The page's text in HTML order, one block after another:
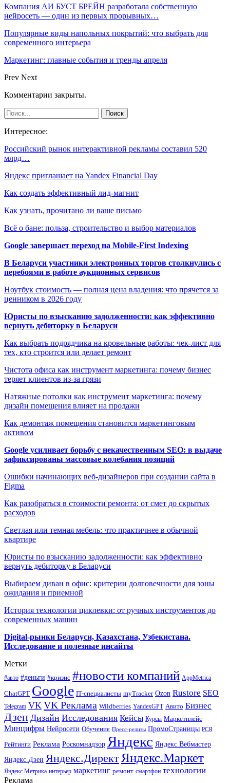
Компания АИ БУСТ БРЕЙН разработала собственную
нейросеть — один из первых прорывных…
Популярные виды напольных покрытий: что выбрать для
современного интерьера
Маркетинг: главные события и тренды апреля
Prev Next
Комментарии закрыты.
Интересное:
Российский рынок интерактивной рекламы составил 520
млрд…
Яндекс приглашает на Yandex Financial Day
Как создать эффективный лид-магнит
Как узнать, прочитано ли ваше письмо
Всё о бане: польза, строительство и выбор материалов
Google завершает переход на Mobile-First Indexing
В Беларуси участники электронных торгов столкнулись с
перебоями в работе аукционных сервисов
Ноутбук стоимость — полная цена владения: что прячется за
ценником в 2026 году
Юристы по взысканию задолженности: как эффективно
вернуть дебиторку в Беларуси
Как выбрать подрядчика на кровельные работы: чек-лист для
тех, кто строится или делает ремонт
Чистота офиса как инструмент маркетинга: почему бизнес
теряет клиентов из-за грязи
Натяжные потолки как инструмент маркетинга: почему
дизайн помещения влияет на продажи
Как демонтаж помещения становится маркетинговым
активом
Google усиливает борьбу с некачественным SEO: в выдаче
зафиксированы массовые колебания позиций
Ошибки начинающих веб-дизайнеров при создании сайта в
Figma
Как разобраться в стоимости ремонта: от смет до скрытых
расходов
Светлая или темная мебель: что практичнее в обычной
квартире
Юристы по взысканию задолженности: как эффективно
вернуть дебиторку в Беларуси
Выбираем диван в офис: критерии долговечности для зоны
ожидания и приемной
История технологии циклевки: от ручных инструментов до
современных машин
Digital-рынки Беларуси, Казахстана, Узбекистана.
Исследование и полезные инсайты
Метки
#авто #деньги #кризис #новости компаний AppMetrica
ChatGPT Google IT-специалисты myTracker Ozon Rustore SEO
Telegram VK VK Реклама Wildberries YandexGPT Авито Бизнес
Дзен Дизайн Исследования Кейсы Курсы Маркетплейс
Минцифры Нейросети Обучение Пресс-релизы ПромоСтраницы РСЯ
Рейтинги Реклама Роскомнадзор Яндекс Яндекс.Вебмастер
Яндекс.Дзен Яндекс.ДиректЯндекс.Маркет
Яндекс.Метрика интерьер маркетинг ремонт смартфон технологии
Реклама